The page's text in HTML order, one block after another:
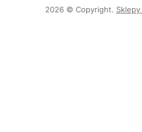
2026 © Copyright.